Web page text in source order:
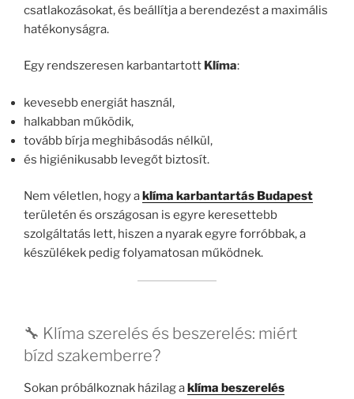
csatlakozásokat, és beállítja a berendezést a maximális
hatékonyságra.
Egy rendszeresen karbantartott Klíma:
kevesebb energiát használ,
halkabban működik,
tovább bírja meghibásodás nélkül,
és higiénikusabb levegőt biztosít.
Nem véletlen, hogy aklíma karbantartás Budapest
területén és országosan is egyre keresettebb
szolgáltatás lett, hiszen a nyarak egyre forróbbak, a
készülékek pedig folyamatosan működnek.
🔧 Klíma szerelés és beszerelés: miért
bízd szakemberre?
Sokan próbálkoznak házilag aklíma beszerelés